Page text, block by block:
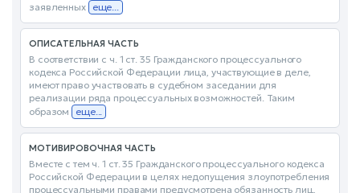
заявленных еще...
ОПИСАТЕЛЬНАЯ ЧАСТЬ
В соответствии с ч. 1 ст. 35 Гражданского процессуального
кодекса Российской Федерации лица, участвующие в деле,
имеют право участвовать в судебном заседании для
реализации ряда процессуальных возможностей. Таким
образом еще...
МОТИВИРОВОЧНАЯ ЧАСТЬ
Вместе с тем ч. 1 ст. 35 Гражданского процессуального кодекса
Российской Федерации в целях недопущения злоупотребления
процессуальными правами предусмотрена обязанность лиц,